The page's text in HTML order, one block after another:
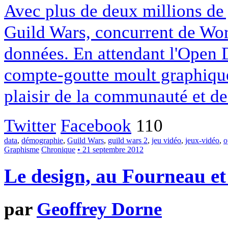
Avec plus de deux millions
Guild Wars, concurrent de
données. En attendant l'Open
compte-goutte moult
plaisir de la communauté et
Twitter Facebook 110
data, démographie, Guild Wars, guild wars 2, jeu vidéo, jeux-vidéo,
Graphisme Chronique • 21 septembre 2012
Le design, au Fourneau
par Geoffrey Dorne